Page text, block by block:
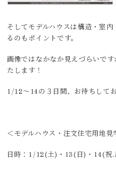
そしてモデルハウスは構造・室
るのもポイントです。
画像ではなかなか見えづらいで
たします！
1/12～14の３日間、お待ちしてお
＜モデルハウス・注文住宅用地見
日時：1/12(土)・13(日)・14(